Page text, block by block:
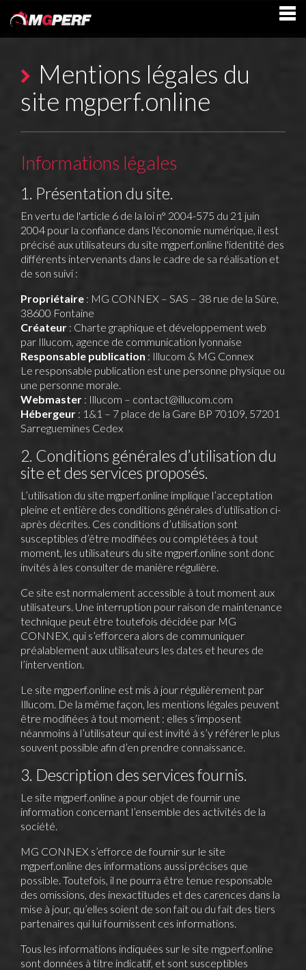
Mentions légales du
site mgperf.online
Informations légales
1. Présentation du site.
En vertu de l'article 6 de la loi n° 2004-575 du 21 juin
2004 pour la confiance dans l'économie numérique, il est
précisé aux utilisateurs du site mgperf.online l'identité des
différents intervenants dans le cadre de sa réalisation et
de son suivi :
Propriétaire : MG CONNEX – SAS – 38 rue de la Sûre,
38600 Fontaine
Créateur : Charte graphique et développement web
par Illucom, agence de communication lyonnaise
Responsable publication : Illucom & MG Connex
Le responsable publication est une personne physique ou
une personne morale.
Webmaster : Illucom – contact@illucom.com
Hébergeur : 1&1 – 7 place de la Gare BP 70109, 57201
Sarreguemines Cedex
2. Conditions générales d’utilisation du
site et des services proposés.
L’utilisation du site mgperf.online implique l’acceptation
pleine et entière des conditions générales d’utilisation ci-
après décrites. Ces conditions d’utilisation sont
susceptibles d’être modifiées ou complétées à tout
moment, les utilisateurs du site mgperf.online sont donc
invités à les consulter de manière régulière.
Ce site est normalement accessible à tout moment aux
utilisateurs. Une interruption pour raison de maintenance
technique peut être toutefois décidée par MG
CONNEX, qui s’efforcera alors de communiquer
préalablement aux utilisateurs les dates et heures de
l’intervention.
Le site mgperf.online est mis à jour régulièrement par
Illucom. De la même façon, les mentions légales peuvent
être modifiées à tout moment : elles s’imposent
néanmoins à l’utilisateur qui est invité à s’y référer le plus
souvent possible afin d’en prendre connaissance.
3. Description des services fournis.
Le site mgperf.online a pour objet de fournir une
information concernant l’ensemble des activités de la
société.
MG CONNEX s’efforce de fournir sur le site
mgperf.online des informations aussi précises que
possible. Toutefois, il ne pourra être tenue responsable
des omissions, des inexactitudes et des carences dans la
mise à jour, qu’elles soient de son fait ou du fait des tiers
partenaires qui lui fournissent ces informations.
Tous les informations indiquées sur le site mgperf.online
sont données à titre indicatif, et sont susceptibles